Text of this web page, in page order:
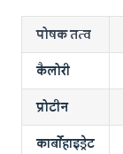
पोषक तत्व
कैलोरी
प्रोटीन
कार्बोहाइड्रेट